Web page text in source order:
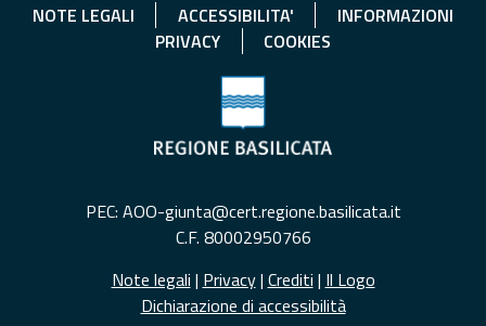
NOTE LEGALI ACCESSIBILITA'
INFORMAZIONI
PRIVACY
COOKIES
PEC: AOO-giunta@cert.regione.basilicata.it
C.F. 80002950766
Note legali | Privacy| Crediti | Il Logo
Dichiarazione di accessibilità